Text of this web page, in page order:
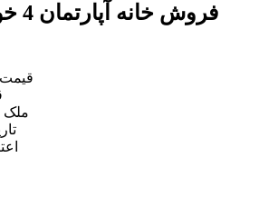
قیمت